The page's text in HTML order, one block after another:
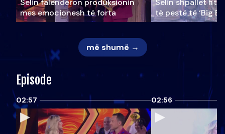
mes emocionesh të forta
të pestë të ‘Big
më shumë →
Episode
02:57 02:56